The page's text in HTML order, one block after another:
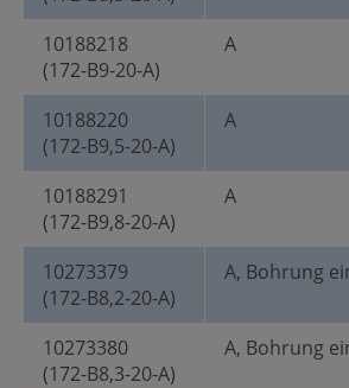
10188218
(172-B9-20-A)
A
10188220
(172-B9,5-20-A)
A
10188291
(172-B9,8-20-A)
A
10273379
(172-B8,2-20-A)
A, Bohrung
10273380
(172-B8,3-20-A)
A, Bohrung